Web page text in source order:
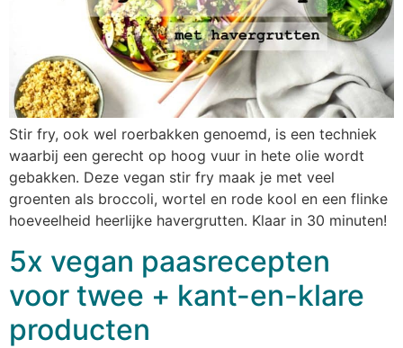
Stir fry, ook wel roerbakken genoemd, is een techniek
waarbij een gerecht op hoog vuur in hete olie wordt
gebakken. Deze vegan stir fry maak je met veel
groenten als broccoli, wortel en rode kool en een flinke
hoeveelheid heerlijke havergrutten. Klaar in 30 minuten!
5x vegan paasrecepten
voor twee + kant-en-klare
producten